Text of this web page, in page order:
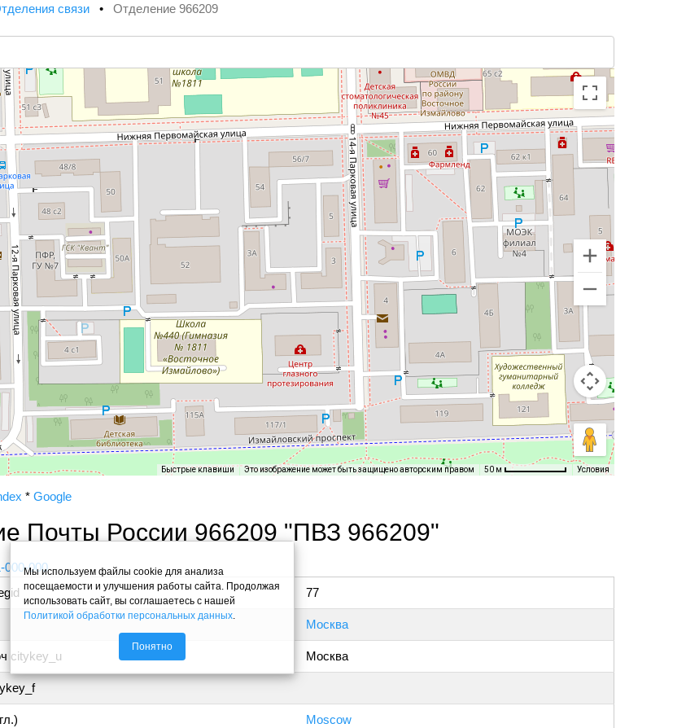
связи • Отделение 966209
Быстрые клавиши Это изображение может быть защищено авторским правом 50 м Условия
* Google
Почты России 966209 "ПВЗ 966209"
000-000
77
Москва
citykey_u Москва
Moscow
Мы используем файлы cookie для анализа
посещаемости и улучшения работы сайта. Продолжая
использовать сайт, вы соглашаетесь с нашей
Политикой обработки персональных данных
Понятно